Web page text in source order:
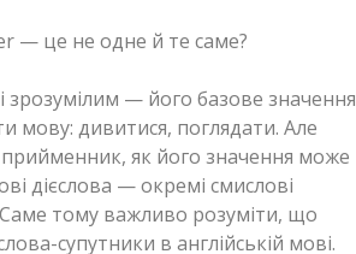
зрозумілим — його базове значення
мову: дивитися, поглядати. Але
як його значення може
дієслова — окремі смислові
тому важливо розуміти, що
супутники в англійській мові.